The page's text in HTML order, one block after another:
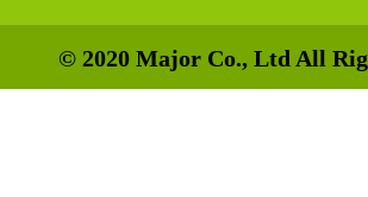
© 2020 Major Co., Ltd All